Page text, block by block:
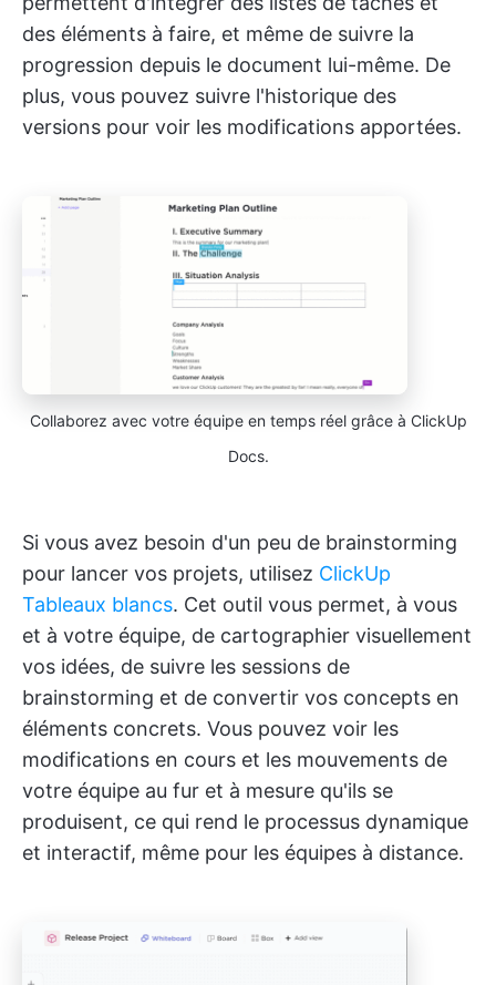
des éléments à faire, et même de suivre la
progression depuis le document lui-même. De
plus, vous pouvez suivre l'historique des
versions pour voir les modifications apportées.
Collaborez avec votre équipe en temps réel grâce à ClickUp
Docs.
Si vous avez besoin d'un peu de brainstorming
pour lancer vos projets, utilisez ClickUp
Tableaux blancs. Cet outil vous permet, à vous
et à votre équipe, de cartographier visuellement
vos idées, de suivre les sessions de
brainstorming et de convertir vos concepts en
éléments concrets. Vous pouvez voir les
modifications en cours et les mouvements de
votre équipe au fur et à mesure qu'ils se
produisent, ce qui rend le processus dynamique
et interactif, même pour les équipes à distance.